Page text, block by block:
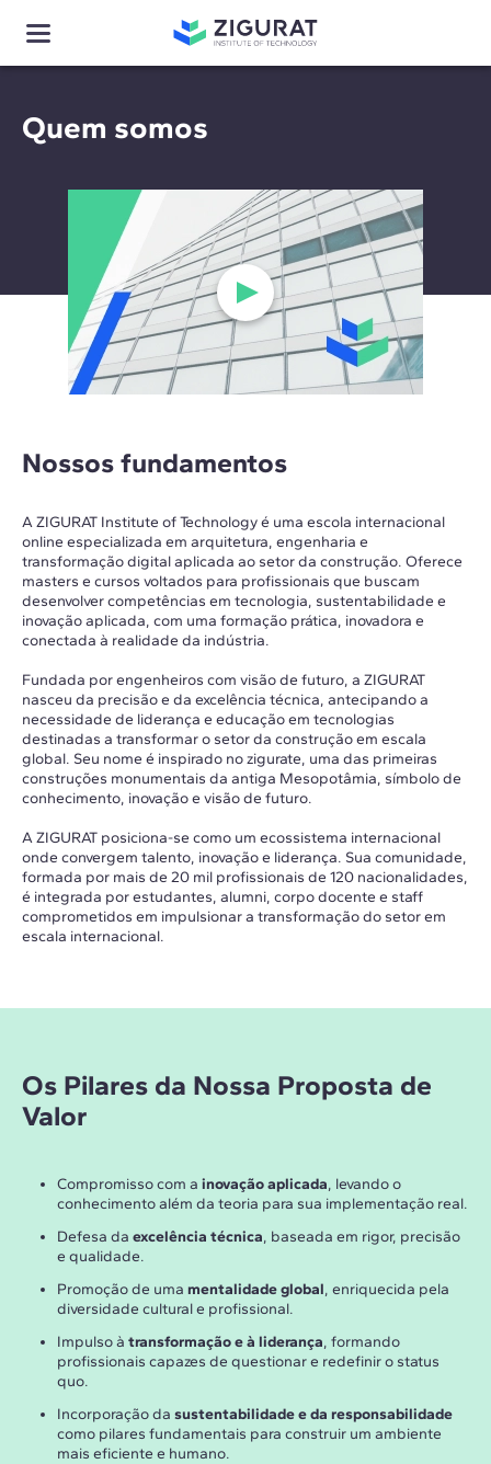
Quem somos
Nossos fundamentos
A ZIGURAT Institute of Technology é uma escola internacional
online especializada em arquitetura, engenharia e
transformação digital aplicada ao setor da construção. Oferece
masters e cursos voltados para profissionais que buscam
desenvolver competências em tecnologia, sustentabilidade e
inovação aplicada, com uma formação prática, inovadora e
conectada à realidade da indústria.
Fundada por engenheiros com visão de futuro, a ZIGURAT
nasceu da precisão e da excelência técnica, antecipando a
necessidade de liderança e educação em tecnologias
destinadas a transformar o setor da construção em escala
global. Seu nome é inspirado no zigurate, uma das primeiras
construções monumentais da antiga Mesopotâmia, símbolo de
conhecimento, inovação e visão de futuro.
A ZIGURAT posiciona-se como um ecossistema internacional
onde convergem talento, inovação e liderança. Sua comunidade,
formada por mais de 20 mil profissionais de 120 nacionalidades,
é integrada por estudantes, alumni, corpo docente e staff
comprometidos em impulsionar a transformação do setor em
escala internacional.
Os Pilares da Nossa Proposta de
Valor
Compromisso com a inovação aplicada, levando o
conhecimento além da teoria para sua implementação real.
Defesa da excelência técnica, baseada em rigor, precisão
e qualidade.
Promoção de uma mentalidade global, enriquecida pela
diversidade cultural e profissional.
Impulso à transformação e à liderança, formando
profissionais capazes de questionar e redefinir o status
quo.
Incorporação da sustentabilidade e da responsabilidade
como pilares fundamentais para construir um ambiente
mais eficiente e humano.